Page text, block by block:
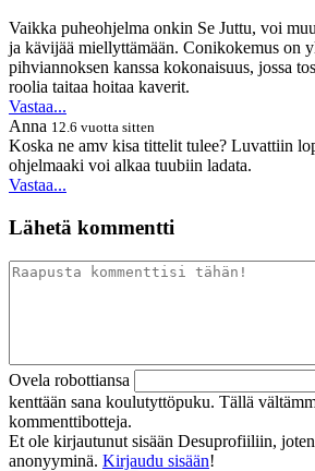
Vaikka puheohjelma onkin Se Juttu, voi
ja kävijää miellyttämään. Conikokemus on
pihviannoksen kanssa kokonaisuus, jossa
roolia taitaa hoitaa kaverit.
Vastaa...
Anna 12.6 vuotta sitten
Koska ne amv kisa tittelit tulee? Luvattiin
ohjelmaaki voi alkaa tuubiin ladata.
Vastaa...
Lähetä kommentti
Ovela robottiansa
kenttään sana koulutyttöpuku. Tällä
kommenttibotteja.
Et ole kirjautunut sisään Desuprofiiliin,
anonyyminä. Kirjaudu sisään!